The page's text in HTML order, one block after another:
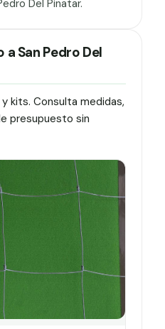
Del Pinatar.
San Pedro Del
kits. Consulta medidas,
presupuesto sin